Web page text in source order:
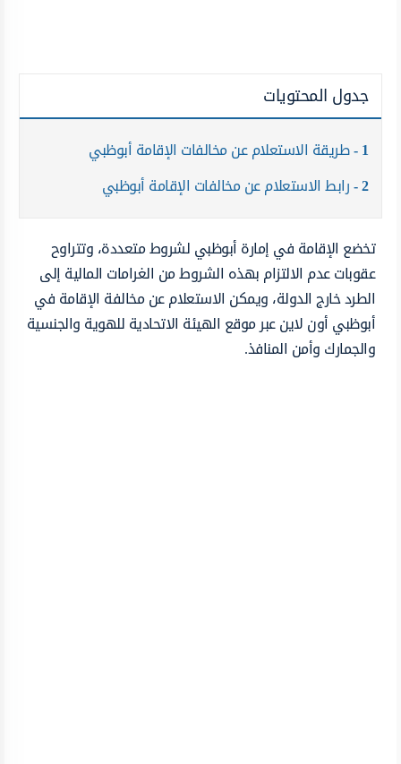
جدول المحتويات
1 طريقة الاستعلام عن مخالفات الإقامة أبوظبي
2 رابط الاستعلام عن مخالفات الإقامة أبوظبي
تخضع الإقامة في إمارة أبوظبي لشروط متعددة، وتتراوح
عقوبات عدم الالتزام بهذه الشروط من الغرامات المالية إلى
الطرد خارج الدولة، ويمكن الاستعلام عن مخالفة الإقامة في
أبوظبي أون لاين عبر موقع الهيئة الاتحادية للهوية والجنسية
والجمارك وأمن المنافذ.